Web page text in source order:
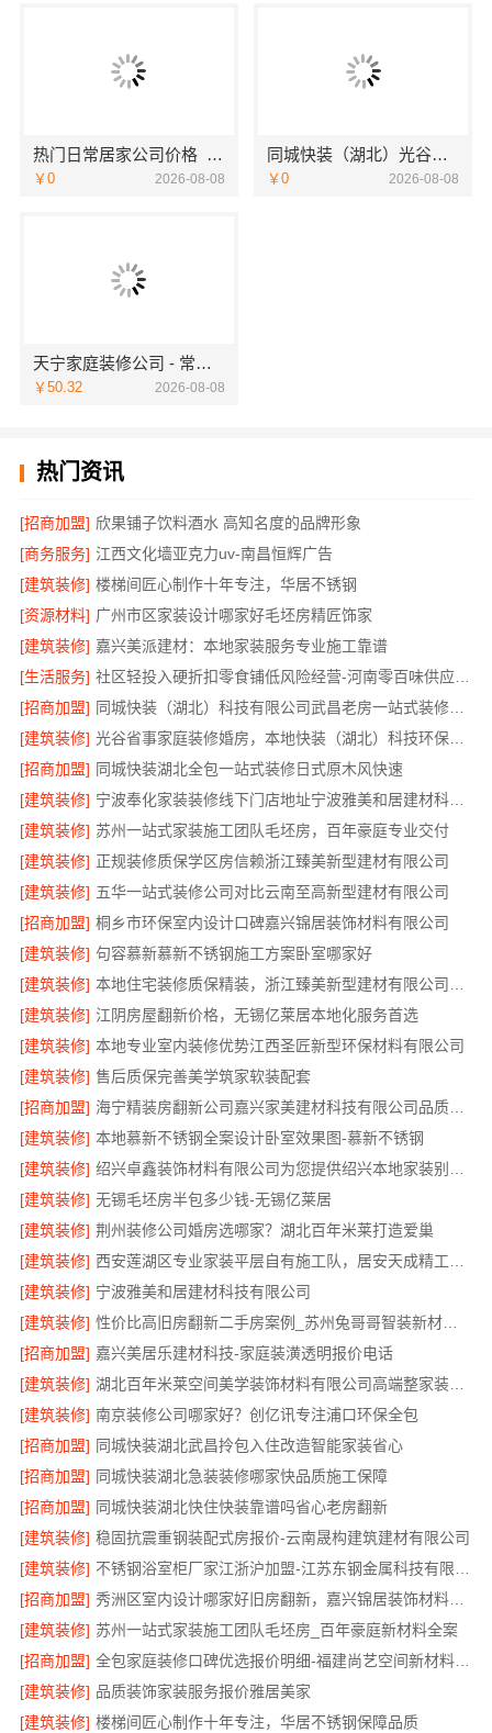
热门日常居家公司价格_湖北省惠物电子商务有限公司
￥0 2026-08-08
同城快装（湖北）光谷公寓改造极简风科技家装
￥0 2026-08-08
天宁家庭装修公司 - 常州宜居佳装饰
￥50.32 2026-08-08
热门资讯
[招商加盟] 欣果铺子饮料酒水 高知名度的品牌形象
[商务服务] 江西文化墙亚克力uv-南昌恒辉广告
[建筑装修] 楼梯间匠心制作十年专注，华居不锈钢
[资源材料] 广州市区家装设计哪家好毛坯房精匠饰家
[建筑装修] 嘉兴美派建材：本地家装服务专业施工靠谱
[生活服务]
社区轻投入硬折扣零食铺低风险经营-河南零百味供应链有限公司
[招商加盟]
同城快装（湖北）科技有限公司武昌老房一站式装修北欧风靠谱
[建筑装修]
光谷省事家庭装修婚房，本地快装（湖北）科技环保整装
[招商加盟] 同城快装湖北全包一站式装修日式原木风快速
[建筑装修]
宁波奉化家装装修线下门店地址宁波雅美和居建材科技有限公司
[建筑装修] 苏州一站式家装施工团队毛坯房，百年豪庭专业交付
[建筑装修] 正规装修质保学区房信赖浙江臻美新型建材有限公司
[建筑装修] 五华一站式装修公司对比云南至高新型建材有限公司
[招商加盟] 桐乡市环保室内设计口碑嘉兴锦居装饰材料有限公司
[建筑装修] 句容慕新慕新不锈钢施工方案卧室哪家好
[建筑装修]
[建筑装修] 江阴房屋翻新价格，无锡亿莱居本地化服务首选
[建筑装修] 本地专业室内装修优势江西圣匠新型环保材料有限公司
[建筑装修] 售后质保完善美学筑家软装配套
[招商加盟]
海宁精装房翻新公司嘉兴家美建材科技有限公司品质保障
[建筑装修] 本地慕新不锈钢全案设计卧室效果图-慕新不锈钢
[建筑装修]
[建筑装修] 无锡毛坯房半包多少钱-无锡亿莱居
[建筑装修] 荆州装修公司婚房选哪家？湖北百年米莱打造爱巢
[建筑装修]
[建筑装修] 宁波雅美和居建材科技有限公司
[建筑装修]
性价比高旧房翻新二手房案例_苏州兔哥哥智装新材料有限公司
[招商加盟] 嘉兴美居乐建材科技-家庭装潢透明报价电话
[建筑装修]
湖北百年米莱空间美学装饰材料有限公司高端整家装修老房
[建筑装修] 南京装修公司哪家好？创亿讯专注浦口环保全包
[招商加盟] 同城快装湖北武昌拎包入住改造智能家装省心
[招商加盟] 同城快装湖北急装装修哪家快品质施工保障
[招商加盟] 同城快装湖北快住快装靠谱吗省心老房翻新
[建筑装修] 稳固抗震重钢装配式房报价-云南晟构建筑建材有限公司
[建筑装修]
[招商加盟]
秀洲区室内设计哪家好旧房翻新，嘉兴锦居装饰材料有限公司
[建筑装修] 苏州一站式家装施工团队毛坯房_百年豪庭新材料全案
[招商加盟]
全包家庭装修口碑优选报价明细-福建尚艺空间新材料科技有限公司
[建筑装修] 品质装饰家装服务报价雅居美家
[建筑装修] 楼梯间匠心制作十年专注，华居不锈钢保障品质